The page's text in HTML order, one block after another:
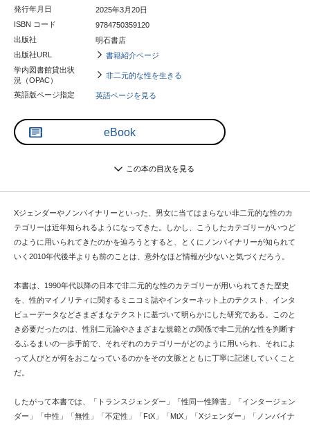
発行年月日
2025年3月20日
ISBN コード
9784750359120
出版社
明石書店
出版社URL
書籍紹介ページ
学内図書館貸出状
況（OPAC）
非二元的な性を生きる
英語版ページ指定 英語ページを見る
eBook
この本の目次を見る
Xジェンダーやノンバイナリーといった、男女に当てはまらない非二元的な性のカ
テゴリーは近年知られるようになってきた。しかし、こうしたカテゴリーがいつど
のように用いられてきたのかを辿ろうとすると、とくにノンバイナリーが知られて
いく2010年代後半よりも前のことは、意外なほど情報が少ないと気づくだろう。
本書は、1990年代以降の日本で非二元的な性のカテゴリーが用いられてきた歴史
を、性的マイノリティに関するミニコミ誌やインターネット上のテクスト、インタ
ビューデータなどさまざまなテクストに基づいて明らかにした研究である。このと
き必要だったのは、性別二元論やさまざまな規範との関係で非二元的な性を判断す
るふるまいの一歩手前で、それぞれのカテゴリーがどのように用いられ、それによ
って人びとが何をおこなっているのかをその文脈とともに丁寧に記述していくこと
だ。
したがって本書では、「トランスジェンダー」「性同一性障害」「インタージェン
ダー」「中性」「無性」「不定性」「FtX」「MtX」「Xジェンダー」「ノンバイナ